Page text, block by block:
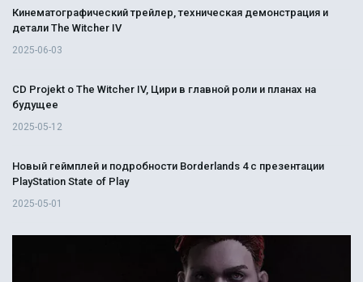
Кинематографический трейлер, техническая демонстрация и
детали The Witcher IV
2025-06-03
CD Projekt о The Witcher IV, Цири в главной роли и планах на
будущее
2025-05-12
Новый геймплей и подробности Borderlands 4 с презентации
PlayStation State of Play
2025-05-01